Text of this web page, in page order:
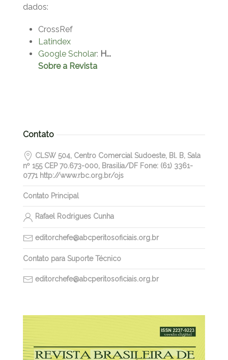
dados:
CrossRef
Latindex
Google Scholar: H...
Sobre a Revista
Contato
CLSW 504, Centro Comercial Sudoeste, Bl. B, Sala
nº 155 CEP 70.673-000, Brasilia/DF Fone: (61) 3361-
0771 http://www.rbc.org.br/ojs
Contato Principal
Rafael Rodrigues Cunha
editorchefe@abcperitosoficiais.org.br
Contato para Suporte Técnico
editorchefe@abcperitosoficiais.org.br